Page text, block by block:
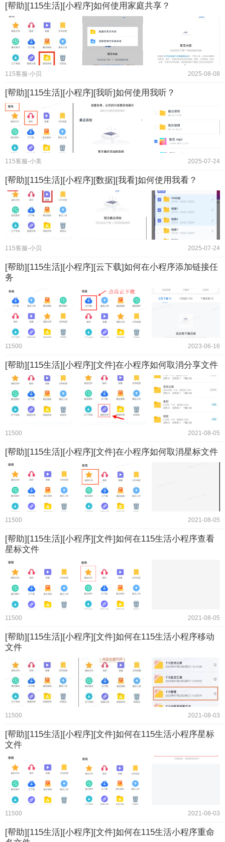
[帮助][115生活][小程序]如何使用家庭共享？
115客服-小贝 2025-08-08
[帮助][115生活][小程序][我听]如何使用我听？
115客服-小美 2025-07-24
[帮助][115生活][小程序][数据][我看]如何使用我看？
115客服-小贝 2025-07-24
[帮助][115生活][小程序][云下载]如何在小程序添加链接任
务
11500 2023-06-16
[帮助][115生活][小程序][文件]在小程序如何取消分享文件
11500 2021-08-05
[帮助][115生活][小程序][文件]在小程序如何取消星标文件
11500 2021-08-05
[帮助][115生活][小程序][文件]如何在115生活小程序查看
星标文件
11500 2021-08-05
[帮助][115生活][小程序][文件]如何在115生活小程序移动
文件
11500 2021-08-03
[帮助][115生活][小程序][文件]如何在115生活小程序星标
文件
11500 2021-08-03
[帮助][115生活][小程序][文件]如何在115生活小程序重命